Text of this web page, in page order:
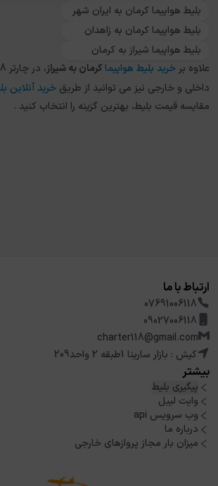
بلیط هواپیما کرمان به ایران شهر
بلیط هواپیما کرمان به زاهدان
بلیط هواپیما شیراز به کرمان
علاوه بر خرید بلیط هواپیما کرمانبهشیراز
داخلی و خارجی نیز می توانید از طریق خرید آنلاین
مقایسه قیمت بلیط، بهترین گزینه را انتخاب کنید .
ارتباط با ما
07691006118
09027006118
charter118@gmail.com
کیش : بازار سارینا 1طبقه 2 واحد209
بیشتر
پیگیری بلیط
وایت لیبل
وب سرویس api
درباره ما
میزان بار مجاز پروازهای خارجی